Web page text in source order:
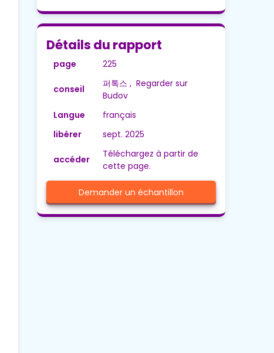
Détails du rapport
page 225
conseil
퍼톡스 , Regarder sur
Budov
Langue
français
libérer
sept. 2025
accéder
Téléchargez à partir de
cette page.
Demander un échantillon